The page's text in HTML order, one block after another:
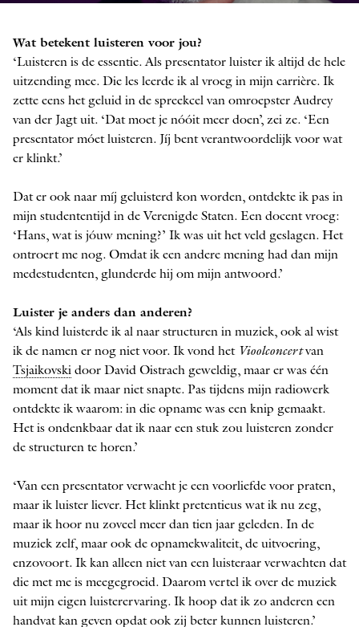
FOTO: KIM KRIJNEN
Wat betekent luisteren voor jou?
‘Luisteren is de essentie. Als presentator luister ik altijd de hele
uitzending mee. Die les leerde ik al vroeg in mijn carrière. Ik
zette eens het geluid in de spreekcel van omroepster Audrey
van der Jagt uit. ‘Dat moet je nóóit meer doen’, zei ze. ‘Een
presentator móet luisteren. Jíj bent verantwoordelijk voor wat
er klinkt.’
Dat er ook naar míj geluisterd kon worden, ontdekte ik pas in
mijn studententijd in de Verenigde Staten. Een docent vroeg:
‘Hans, wat is jóuw mening?’ Ik was uit het veld geslagen. Het
ontroert me nog. Omdat ik een andere mening had dan mijn
medestudenten, glunderde hij om mijn antwoord.’
Luister je anders dan anderen?
‘Als kind luisterde ik al naar structuren in muziek, ook al wist
ik de namen er nog niet voor. Ik vond het Vioolconcertvan
Tsjaikovski door David Oistrach geweldig, maar er was één
moment dat ik maar niet snapte. Pas tijdens mijn radiowerk
ontdekte ik waarom: in die opname was een knip gemaakt.
Het is ondenkbaar dat ik naar een stuk zou luisteren zonder
de structuren te horen.’
‘Van een presentator verwacht je een voorliefde voor praten,
maar ik luister liever. Het klinkt pretentieus wat ik nu zeg,
maar ik hoor nu zoveel meer dan tien jaar geleden. In de
muziek zelf, maar ook de opnamekwaliteit, de uitvoering,
enzovoort. Ik kan alleen niet van een luisteraar verwachten dat
die met me is meegegroeid. Daarom vertel ik over de muziek
uit mijn eigen luisterervaring. Ik hoop dat ik zo anderen een
handvat kan geven opdat ook zij beter kunnen luisteren.’